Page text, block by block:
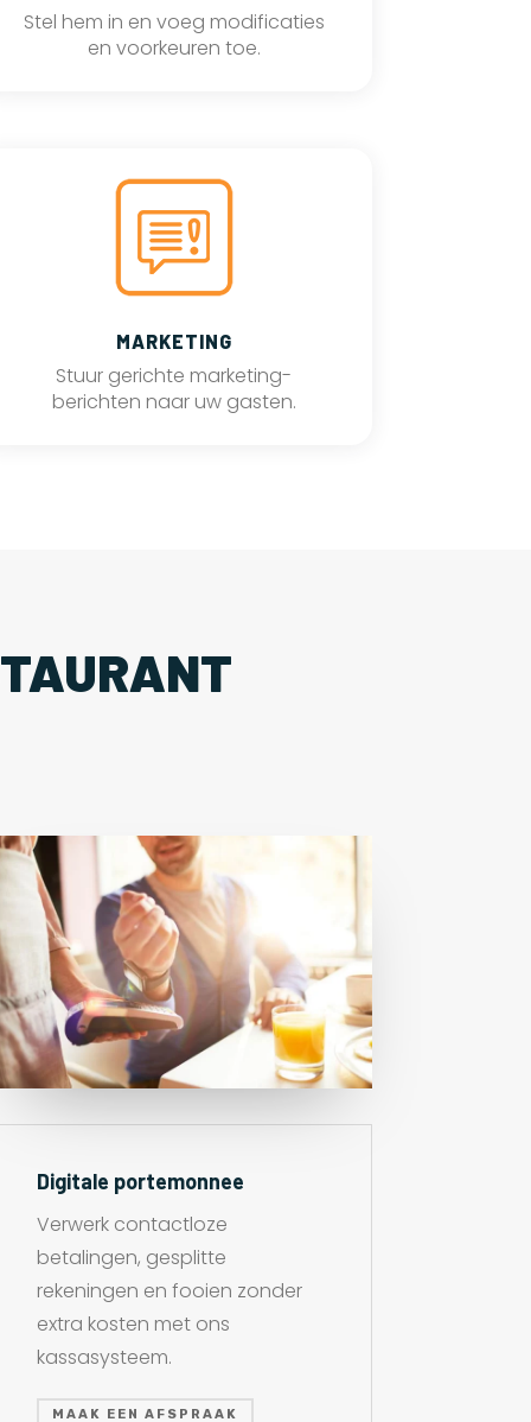
Stel hem in en voeg modificaties
en voorkeuren toe.
MARKETING
Stuur gerichte marketing-
berichten naar uw gasten.
Digitale portemonnee
Verwerk contactloze
betalingen, gesplitte
rekeningen en fooien zonder
extra kosten met ons
kassasysteem.
MAAK EEN AFSPRAAK